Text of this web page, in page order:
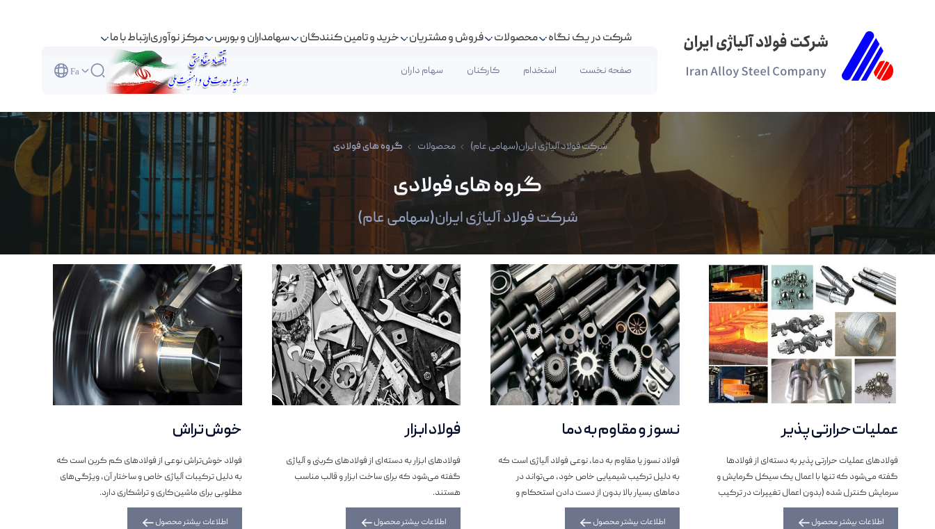
صفحه نخست استخدام کارکنان سهام داران Fa
شرکت در یک نگاه محصولات فروش و مشتریان خرید و تامین کنندگان سهامداران و بورس مرکز نوآوریارتباط با ما
گروه های فولادی - شرکت فولاد آلیاژی ایران(سهامی عام)
شرکت فولاد آلیاژی ایران(سهامی عام) محصولات گروه های فولادی
گروه های فولادی
شرکت فولاد آلیاژی ایران(سهامی عام)
عملیات حرارتی پذیر
فولاد‌های عملیات حرارتی پذیر به دسته‌ای از فولادها
گفته می‌شود که تنها با اعمال یک سیکل گرمایش و
سرمایش کنترل شده (بدون اعمال تغییرات در ترکیب
شیمیایی)، تغییرات فازی، ساختاری و تغییرات...
اطلاعات بیشتر محصول
نسوز و مقاوم به دما
فولاد نسوز یا مقاوم به دما، نوعی فولاد آلیاژی است که
به دلیل ترکیب شیمیایی خاص خود، می‌تواند در
دما‌های بسیار بالا بدون از دست دادن استحکام و
خواص مکانیکی، به کار رود.
اطلاعات بیشتر محصول
فولاد ابزار
فولاد‌های ابزار به دسته‌ای از فولاد‌های کربنی و آلیاژی
گفته می‌شود که برای ساخت ابزار و قالب مناسب
هستند.
اطلاعات بیشتر محصول
خوش تراش
فولاد خوش‌تراش نوعی از فولاد‌های کم کربن است که
به دلیل ترکیبات آلیاژی خاص و ساختار آن، ویژگی‌های
مطلوبی برای ماشین‌کاری و تراشکاری دارد.
اطلاعات بیشتر محصول